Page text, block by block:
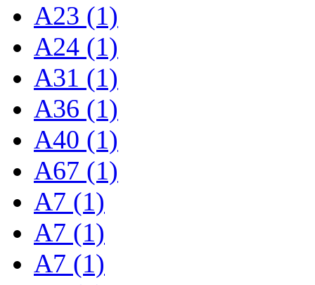
A23 (1)
A24 (1)
A31 (1)
A36 (1)
A40 (1)
A67 (1)
A7 (1)
A7 (1)
A7 (1)